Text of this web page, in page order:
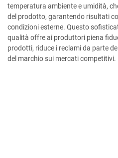
temperatura ambiente e umidità,
del prodotto, garantendo risultati
condizioni esterne. Questo
qualità offre ai produttori piena
prodotti, riduce i reclami da parte
del marchio sui mercati competitivi.